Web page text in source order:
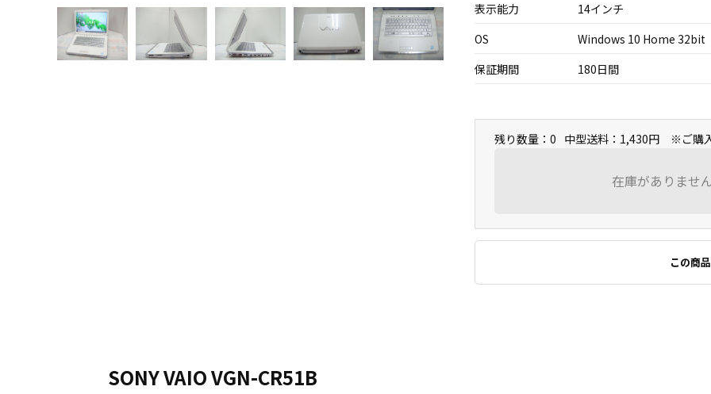
表示能力
14インチ
OS
Windows 10 Home 32bit
保証期間
180日間
残り数量：0 中型送料：1,430円 ※ご購入
在庫がありませ
この商
SONY VAIO VGN-CR51B